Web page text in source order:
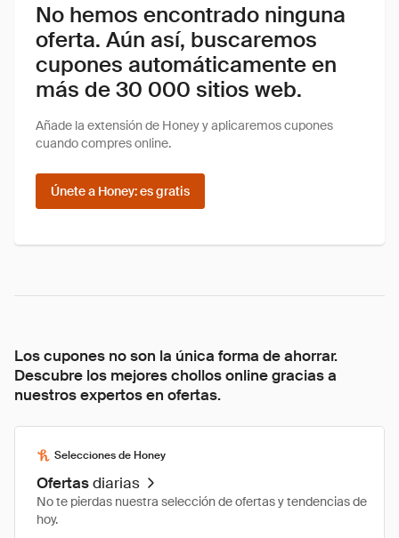
No hemos encontrado ninguna
oferta. Aún así, buscaremos
cupones automáticamente en
más de 30 000 sitios web.
Añade la extensión de Honey y aplicaremos cupones
cuando compres online.
Únete a Honey: es gratis
Los cupones no son la única forma de ahorrar.
Descubre los mejores chollos online gracias a
nuestros expertos en ofertas.
Selecciones de Honey
Ofertasdiarias
No te pierdas nuestra selección de ofertas y tendencias de
hoy.